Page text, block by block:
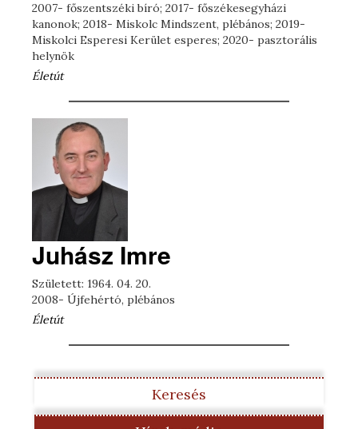
2007- főszentszéki bíró; 2017- főszékesegyházi
kanonok; 2018- Miskolc Mindszent, plébános; 2019-
Miskolci Esperesi Kerület esperes; 2020- pasztorális
helynök
Életút
Juhász Imre
Született: 1964. 04. 20.
2008- Újfehértó, plébános
Életút
Keresés